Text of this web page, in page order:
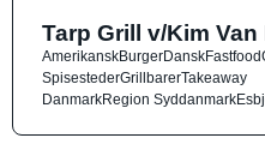
Tarp Grill v/Kim Van
AmerikanskBurgerDanskFastfood
SpisestederGrillbarerTakeaway
DanmarkRegion Syddanmark